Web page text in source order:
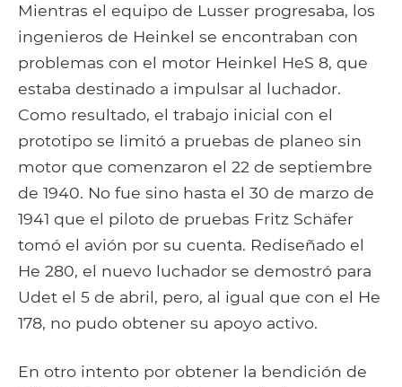
Mientras el equipo de Lusser progresaba, los
ingenieros de Heinkel se encontraban con
problemas con el motor Heinkel HeS 8, que
estaba destinado a impulsar al luchador.
Como resultado, el trabajo inicial con el
prototipo se limitó a pruebas de planeo sin
motor que comenzaron el 22 de septiembre
de 1940. No fue sino hasta el 30 de marzo de
1941 que el piloto de pruebas Fritz Schäfer
tomó el avión por su cuenta. Rediseñado el
He 280, el nuevo luchador se demostró para
Udet el 5 de abril, pero, al igual que con el He
178, no pudo obtener su apoyo activo.
En otro intento por obtener la bendición de